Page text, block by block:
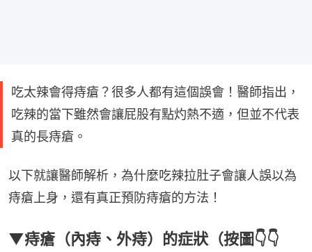
吃太辣會得痔瘡？很多人都有這個誤會！醫師指出，
吃辣的當下雖然會讓屁股有點灼熱不適，但並不代表
真的長痔瘡。
以下就讓醫師解析，為什麼吃辣拉肚子會讓人誤以為
痔瘡上身，還有真正預防痔瘡的方法！
▼痔瘡（內痔、外痔）的症狀（按圖👇👇